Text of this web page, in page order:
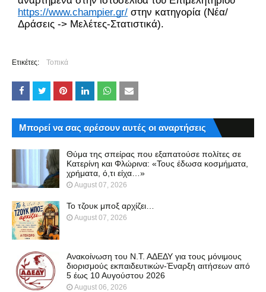
https://www.champier.gr/ στην κατηγορία (Νέα/
Δράσεις -> Μελέτες-Στατιστικά).
Ετικέτες: Τοπικά
Μπορεί να σας αρέσουν αυτές οι αναρτήσεις
Θύμα της σπείρας που εξαπατούσε πολίτες σε
Κατερίνη και Φλώρινα: «Τους έδωσα κοσμήματα,
χρήματα, ό,τι είχα…»
August 07, 2026
Το τζουκ μπoξ αρχίζει…
August 07, 2026
Ανακοίνωση του Ν.Τ. ΑΔΕΔΥ για τους μόνιμους
διορισμούς εκπαιδευτικών-Έναρξη αιτήσεων από
5 έως 10 Αυγούστου 2026
August 06, 2026